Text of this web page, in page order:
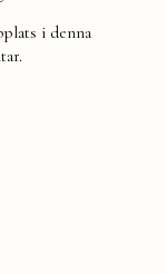
i denna